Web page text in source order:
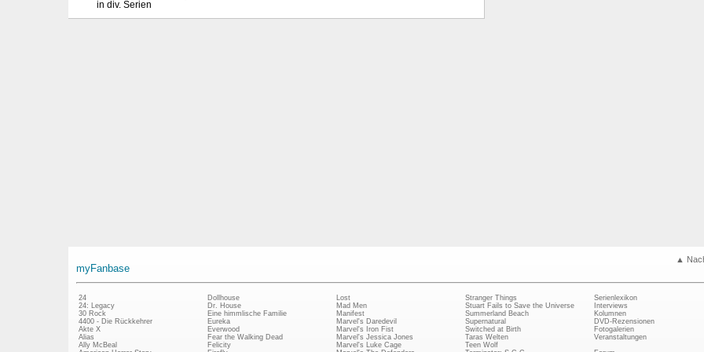
in div. Serien
▲
myFanbase
24
24: Legacy
30 Rock
4400 - Die Rückkehrer
Akte X
Alias
Ally McBeal
Dollhouse
Dr. House
Eine himmlische Familie
Eureka
Everwood
Fear the Walking Dead
Felicity
Lost
Mad Men
Manifest
Marvel's Daredevil
Marvel's Iron Fist
Marvel's Jessica Jones
Marvel's Luke Cage
Stranger Things
Stuart Fails to Save the Universe
Summerland Beach
Supernatural
Switched at Birth
Taras Welten
Teen Wolf
Serienlexikon
Interviews
Kolumnen
DVD-Rezensionen
Fotogalerien
Veranstaltungen